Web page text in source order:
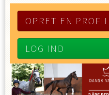
OPRET EN PROFIL
LOG IND